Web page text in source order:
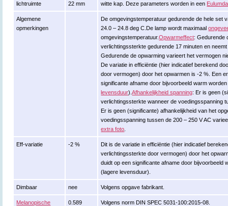
lichtruimte
22 mm
witte kap. Deze parameters worden in een
Algemene
opmerkingen
De omgevingstemperatuur gedurende de hele set
24.0 – 24.8 deg C.De lamp wordt maximaal
omgevingstemperatuur.Opwarmeffect: Gedurende
verlichtingssterkte gedurende 17 minuten en
Gedurende de opwarming varieert het vermogen
De variatie in efficiëntie (hier indicatief berekend
door vermogen) door het opwarmen is -2 %. Een
significante afname door bijvoorbeeld warm
levensduur).Afhankelijkheid spanning: Er is geen
verlichtingssterkte wanneer de voedingsspanning
Er is geen (significante) afhankelijkheid van het
voedingsspanning tussen de 200 – 250 V AC
extra foto
Eff-variatie -2 %
Dit is de variatie in efficiëntie (hier indicatief
verlichtingssterkte door vermogen) door het
duidt op een significante afname door bijvoorbeeld
(lagere levensduur).
Dimbaar nee Volgens opgave fabrikant.
Melanopische
0.589 Volgens norm DIN SPEC 5031-100:2015-08.